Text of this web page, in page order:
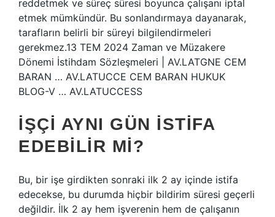
reddetmek ve süreç süresi boyunca çalışanı iptal
etmek mümkündür. Bu sonlandırmaya dayanarak,
tarafların belirli bir süreyi bilgilendirmeleri
gerekmez.13 TEM 2024 Zaman ve Müzakere
Dönemi İstihdam Sözleşmeleri | AV.LATGNE CEM
BARAN … AV.LATUCCE CEM BARAN HUKUK
BLOG-V … AV.LATUCCESS
İŞÇI AYNI GÜN ISTIFA
EDEBILIR MI?
Bu, bir işe girdikten sonraki ilk 2 ay içinde istifa
edecekse, bu durumda hiçbir bildirim süresi geçerli
değildir. İlk 2 ay hem işverenin hem de çalışanın